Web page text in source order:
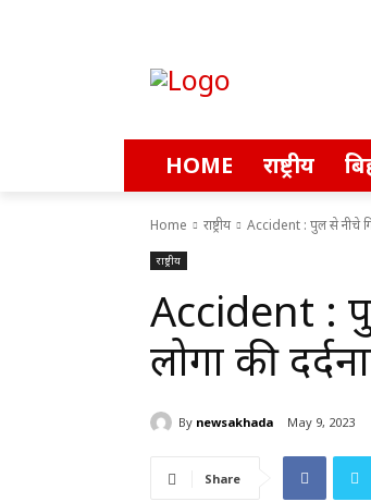
HOME राष्ट्रीय
Home राष्ट्रीय Accident : पुल से नीचे
राष्ट्रीय
Accident :
लोगों की
By newsakhada May 9, 2023
Share